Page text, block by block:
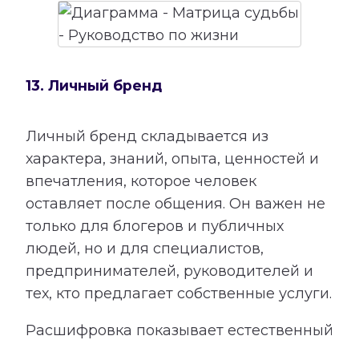
13. Личный бренд
Личный бренд складывается из
характера, знаний, опыта, ценностей и
впечатления, которое человек
оставляет после общения. Он важен не
только для блогеров и публичных
людей, но и для специалистов,
предпринимателей, руководителей и
тех, кто предлагает собственные услуги.
Расшифровка показывает естественный